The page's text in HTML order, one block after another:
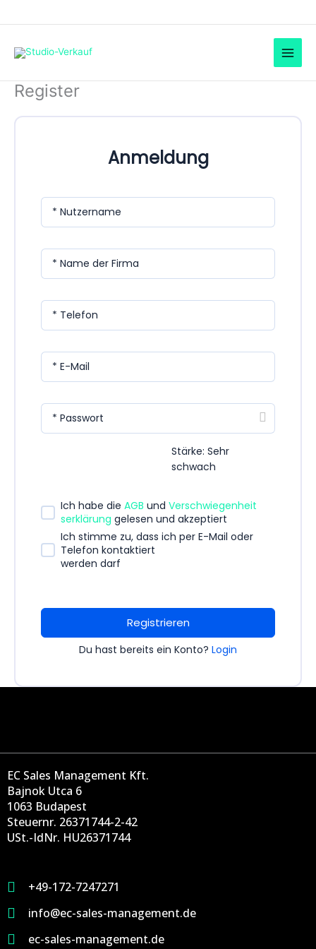
to
Register
Anmeldung
* Nutzername
* Name der Firma
* Telefon
* E-Mail
* Passwort
Stärke: Sehr
schwach
Ich habe die AGB und Verschwiegenheit
serklärung gelesen und akzeptiert
Ich stimme zu, dass ich per E-Mail oder
Telefon kontaktiert
werden darf
Registrieren
Du hast bereits ein Konto? Login
EC Sales Management Kft.
Bajnok Utca 6
1063 Budapest
Steuernr. 26371744-2-42
USt.-IdNr. HU26371744
+49-172-7247271
info@ec-sales-management.de
ec-sales-management.de